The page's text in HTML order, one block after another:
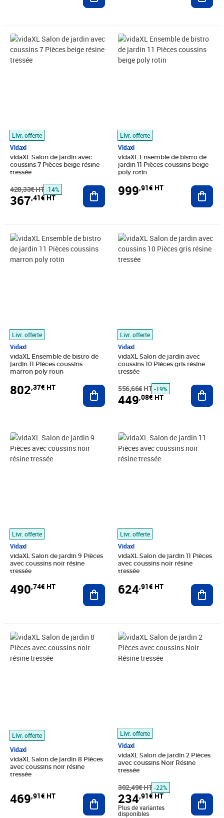
Livr. offerte
Vidaxl
vidaXL Salon de jardin avec
coussins 7 Pièces beige résine
tressée
428,33€ HT
Prix barré 428,33€ HT
-14%
367,41€ HT
Prix 367,41€ HT
Ajouter au panier
Livr. offerte
Vidaxl
vidaXL Ensemble de bistro de
jardin 11 Pièces coussins beige
poly rotin
999,91€ HT
Prix 999,91€ HT
Livr. offerte
Vidaxl
vidaXL Ensemble de bistro de
jardin 11 Pièces coussins
marron poly rotin
802,37€ HT
Prix 802,37€ HT
Ajouter au panier
Livr. offerte
Vidaxl
vidaXL Salon de jardin avec
coussins 10 Pièces gris résine
tressée
556,66€ HT
Prix barré 556,66€ HT
-19%
449,08€ HT
Prix 449,08€ HT
Livr. offerte
Vidaxl
vidaXL Salon de jardin 9 Pièces
avec coussins noir résine
tressée
490,74€ HT
Prix 490,74€ HT
Ajouter au panier
Livr. offerte
Vidaxl
vidaXL Salon de jardin 11 Pièces
avec coussins noir résine
tressée
624,91€ HT
Prix 624,91€ HT
Livr. offerte
Vidaxl
vidaXL Salon de jardin 8 Pièces
avec coussins noir résine
tressée
469,91€ HT
Prix 469,91€ HT
Ajouter au panier
Livr. offerte
Vidaxl
vidaXL Salon de jardin 2 Pièces
avec coussins Noir Résine
tressée
302,49€ HT
Prix barré 302,49€ HT
-22%
234,91€ HT
Prix 234,91€ HT
Plus de variantes
disponibles